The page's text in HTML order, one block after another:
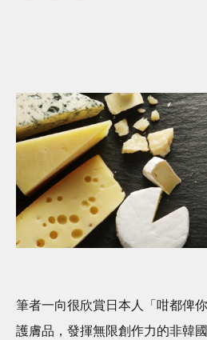
筆者一向很欣賞日本人「咁都俾
護膚品，發揮無限創作力的非韓